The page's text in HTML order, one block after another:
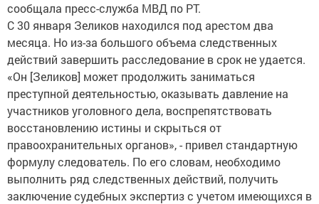
сообщала пресс-служба МВД по РТ.
С 30 января Зеликов находился под арестом два
месяца. Но из-за большого объема следственных
действий завершить расследование в срок не удается.
«Он [Зеликов] может продолжить заниматься
преступной деятельностью, оказывать давление на
участников уголовного дела, воспрепятствовать
восстановлению истины и скрыться от
правоохранительных органов», - привел стандартную
формулу следователь. По его словам, необходимо
выполнить ряд следственных действий, получить
заключение судебных экспертиз с учетом имеющихся в